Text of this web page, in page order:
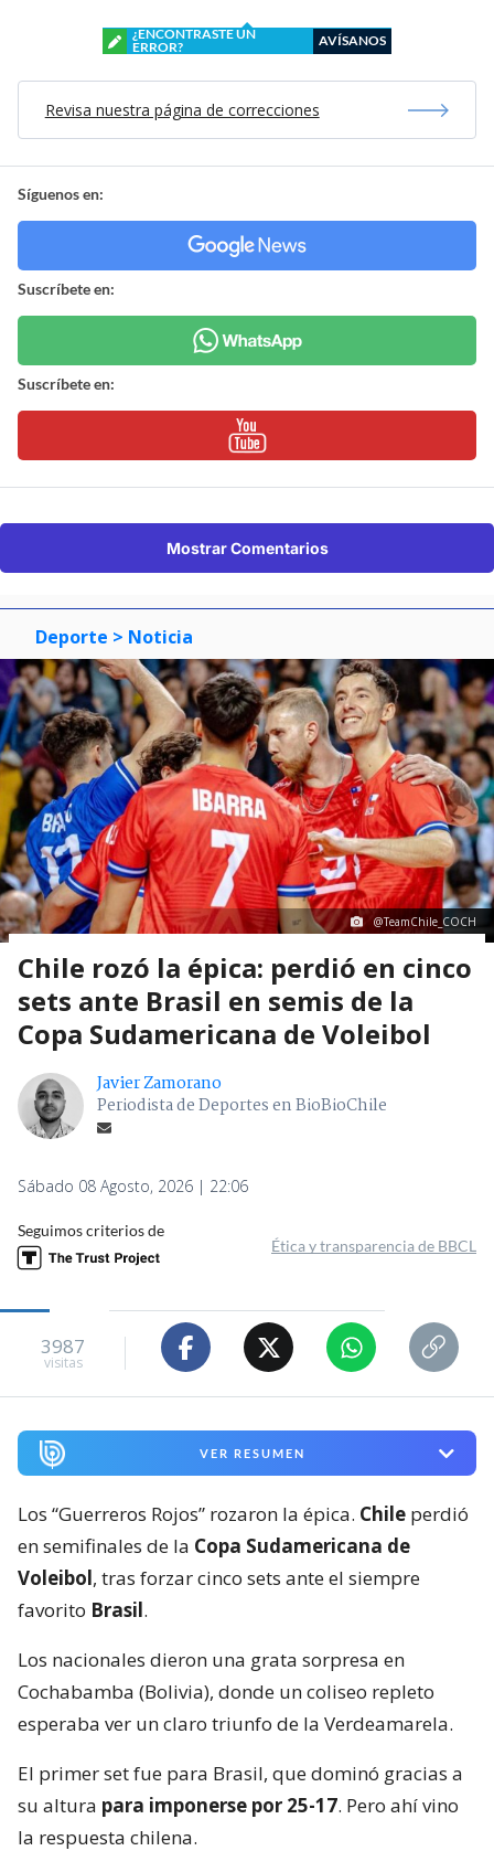
¿ENCONTRASTE UN
ERROR?
AVÍSANOS
Revisa nuestra página de correcciones
Síguenos en:
Suscríbete en:
Suscríbete en:
Mostrar Comentarios
Deporte > Noticia
@TeamChile_COCH
Chile rozó la épica: perdió en cinco
sets ante Brasil en semis de la
Copa Sudamericana de Voleibol
Javier Zamorano
Periodista de Deportes en BioBioChile
Sábado 08 Agosto, 2026 | 22:06
Seguimos criterios de
Ética y transparencia de BBCL
3987
visitas
VER RESUMEN
Los “Guerreros Rojos” rozaron la épica. Chile perdió
en semifinales de la Copa Sudamericana de
Voleibol, tras forzar cinco sets ante el siempre
favorito Brasil.
Los nacionales dieron una grata sorpresa en
Cochabamba (Bolivia), donde un coliseo repleto
esperaba ver un claro triunfo de la Verdeamarela.
El primer set fue para Brasil, que dominó gracias a
su altura para imponerse por 25-17. Pero ahí vino
la respuesta chilena.